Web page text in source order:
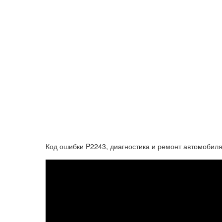
Код ошибки P2243, диагностика и ремонт автомобиля